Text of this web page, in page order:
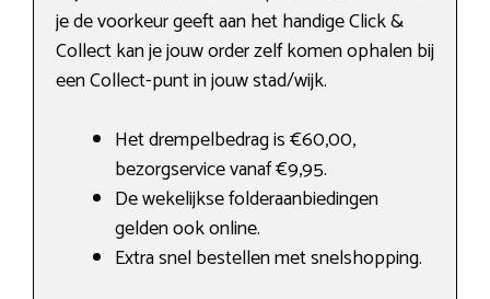
je de voorkeur geeft aan het handige Click &
Collect kan je jouw order zelf komen ophalen bij
een Collect-punt in jouw stad/wijk.
Het drempelbedrag is €60,00,
bezorgservice vanaf €9,95.
De wekelijkse folderaanbiedingen
gelden ook online.
Extra snel bestellen met snelshopping.